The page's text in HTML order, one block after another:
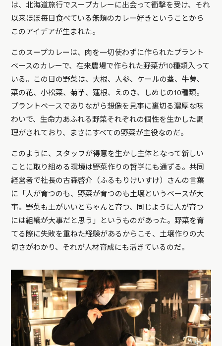
は、北海道旅行でスープカレーに出会って衝撃を受け、それ
以来ほぼ毎日食べている無類のカレー好きということから
このアイデアが生まれた。
このスープカレーは、肉を一切使わずに作られたプラント
ベースのカレーで、在来農場で作られた野菜が10種類入って
いる。この日の野菜は、大根、人参、ケールの茎、牛蒡、
菜の花、小松菜、菊芋、蓮根、えのき、しめじの10種類。
プラントベースでありながら想像を見事に裏切る濃厚な味
わいで、生命力あふれる野菜それぞれの個性を生かした調
理がされており、まさにすべての野菜が主役なのだ。
このように、スタッフが得意を生かし主体となって新しい
ことに取り組める環境は野菜作りの哲学にも通ずる。共同
経営者で社長の古森啓介（ふるもりけいすけ）さんの言葉
に「人が育つのも、野菜が育つのも土壌というベースが大
事。野菜も土がいいとちゃんと育つ、同じように人が育つ
には組織が大事だと思う」というものがあった。野菜を育
てる際に失敗を重ねた経験があるからこそ、土壌作りの大
切さがわかり、それが人材育成にも活きているのだ。